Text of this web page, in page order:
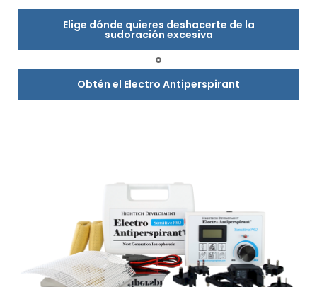
Elige dónde quieres deshacerte de la
sudoración excesiva
o
Obtén el Electro Antiperspirant